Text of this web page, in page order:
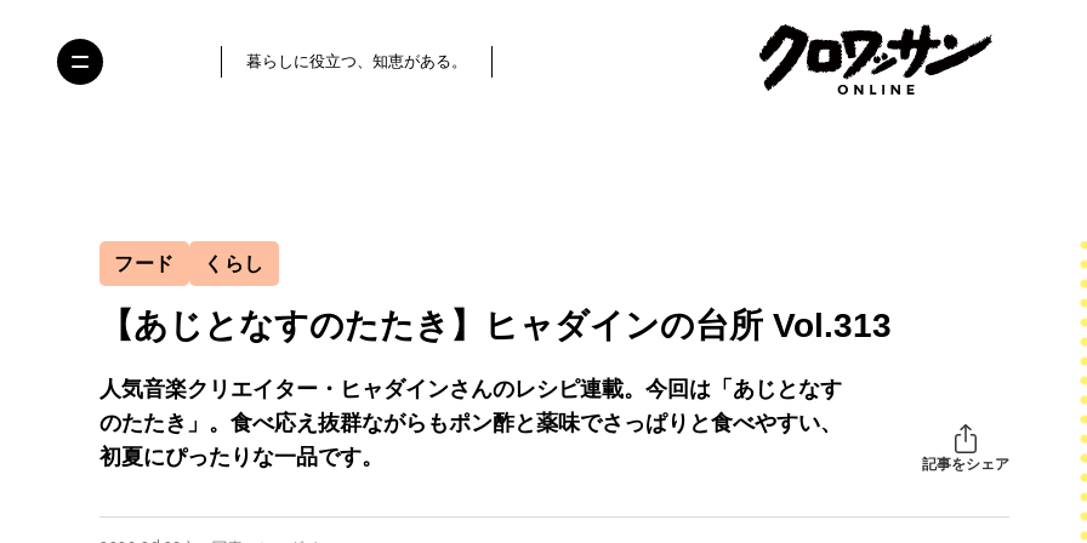
暮らしに役立つ、知恵がある。
フード くらし
【あじとなすのたたき】ヒャダインの台所 Vol.313
人気音楽クリエイター・ヒャダインさんのレシピ連載。今回は「あじとなす
のたたき」。食べ応え抜群ながらもポン酢と薬味でさっぱりと食べやすい、
初夏にぴったりな一品です。
記事をシェア